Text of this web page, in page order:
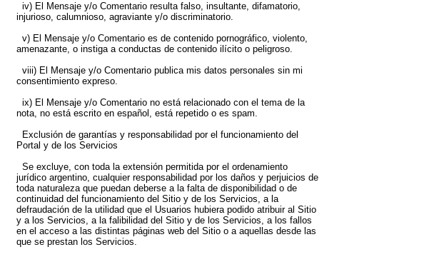
iv) El Mensaje y/o Comentario resulta falso, insultante, difamatorio,
injurioso, calumnioso, agraviante y/o discriminatorio.
v) El Mensaje y/o Comentario es de contenido pornográfico, violento,
amenazante, o instiga a conductas de contenido ilícito o peligroso.
viii) El Mensaje y/o Comentario publica mis datos personales sin mi
consentimiento expreso.
ix) El Mensaje y/o Comentario no está relacionado con el tema de la
nota, no está escrito en español, está repetido o es spam.
Exclusión de garantías y responsabilidad por el funcionamiento del
Portal y de los Servicios
Se excluye, con toda la extensión permitida por el ordenamiento
jurídico argentino, cualquier responsabilidad por los daños y perjuicios de
toda naturaleza que puedan deberse a la falta de disponibilidad o de
continuidad del funcionamiento del Sitio y de los Servicios, a la
defraudación de la utilidad que el Usuarios hubiera podido atribuir al Sitio
y a los Servicios, a la falibilidad del Sitio y de los Servicios, a los fallos
en el acceso a las distintas páginas web del Sitio o a aquellas desde las
que se prestan los Servicios.